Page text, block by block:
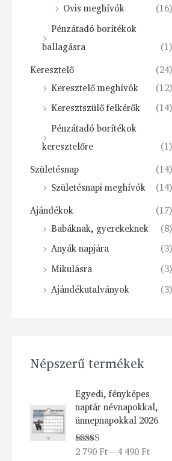
Ovis meghívók
(16)
Pénzátadó borítékok
ballagásra
(1)
Keresztelő
(24)
Keresztelő meghívók
(12)
Keresztszülő felkérők
(14)
Pénzátadó borítékok
keresztelőre
(1)
Születésnap
(14)
Születésnapi meghívók
(14)
Ajándékok
(17)
Babáknak, gyerekeknek
(8)
Anyák napjára
(3)
Mikulásra
(3)
Ajándékutalványok
(3)
Népszerű termékek
Egyedi, fényképes
naptár névnapokkal,
ünnepnapokkal 2026
Értékelés:
2 790 Ft– 4 490 Ft
t
a
t